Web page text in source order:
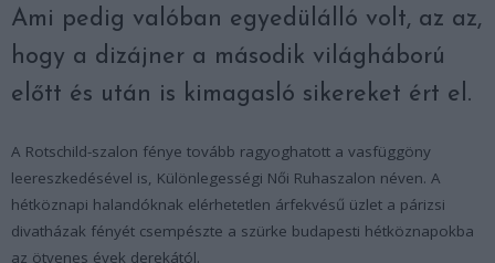
Ami pedig valóban egyedülálló volt, az az,
hogy a dizájner a második világháború
előtt és után is kimagasló sikereket ért el.
A Rotschild-szalon fénye tovább ragyoghatott a vasfüggöny
leereszkedésével is, Különlegességi Női Ruhaszalon néven. A
hétköznapi halandóknak elérhetetlen árfekvésű üzlet a párizsi
divatházak fényét csempészte a szürke budapesti hétköznapokba
az ötvenes évek derekától.